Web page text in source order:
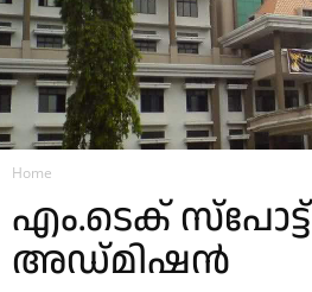
Home
എം.ടെക് സ്‌പോട്ട്
അഡ്മിഷന്‍